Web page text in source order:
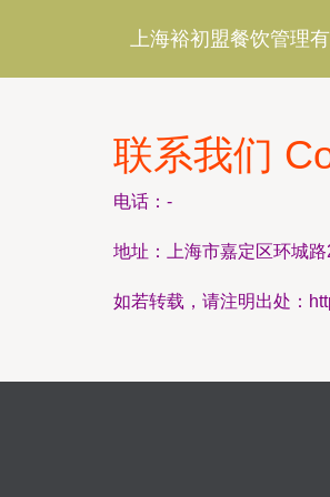
上海裕初盟餐饮管理有
联系我们
电话：-
地址：上海市嘉定区环城
如若转载，请注明出处：